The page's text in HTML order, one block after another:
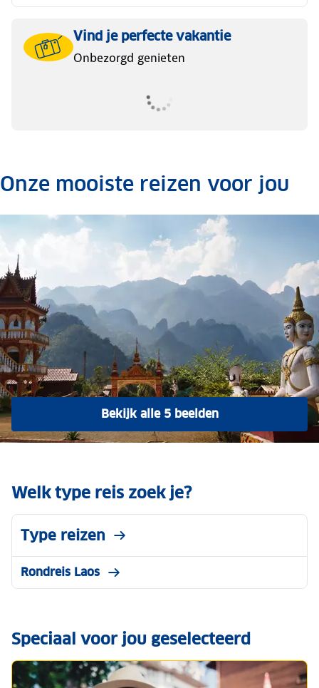
Vind je perfecte vakantie
Onbezorgd genieten
.Onze mooiste reizen voor jou
Bekijk alle 5 beelden
Welk type reis zoek je?
Type reizen
Rondreis Laos
Speciaal voor jou geselecteerd